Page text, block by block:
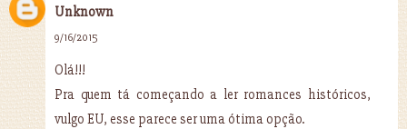
Unknown
9/16/2015
Olá!!!
Pra quem tá começando a ler romances históricos,
vulgo EU, esse parece ser uma ótima opção.